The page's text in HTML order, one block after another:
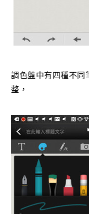
調色盤中有四種不同
整，